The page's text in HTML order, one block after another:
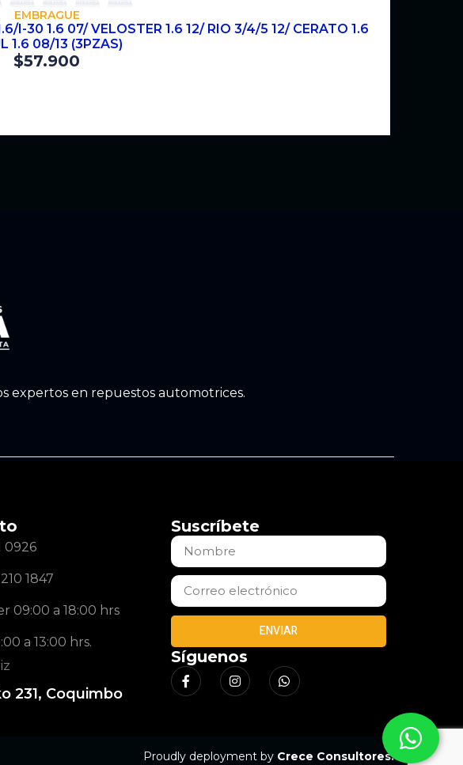
COMPRAR
EMBRAGUE
I-30 1.6 07/ VELOSTER 1.6 12/ RIO 3/4/5 12/ CERATO 1.6
1.6 08/13 (3PZAS)
$57.900
expertos en repuestos automotrices.
0926
1847
09:00 a 18:00 hrs
a 13:00 hrs.
231, Coquimbo
Suscríbete
ENVIAR
Síguenos
Proudly deployment by Crece Consultores.